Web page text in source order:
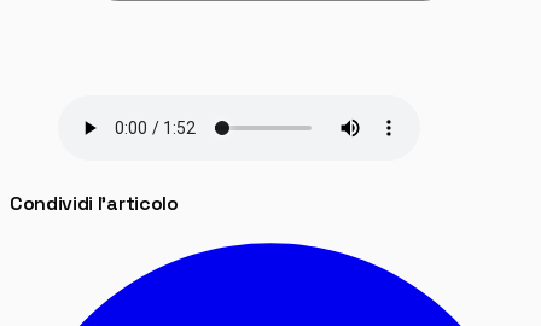
Condividi l'articolo